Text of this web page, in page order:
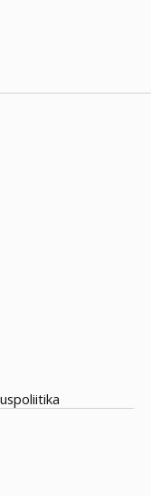
mis aitavad sul
1. Harjuta koera